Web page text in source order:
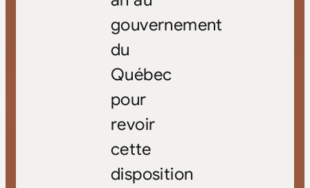
gouvernement
du
Québec
pour
revoir
cette
disposition